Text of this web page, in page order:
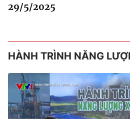
29/5/2025
HÀNH TRÌNH NĂNG